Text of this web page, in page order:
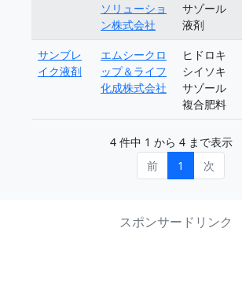
ソリューショ
ン株式会社
サゾール
液剤
サンブレ
イク液剤
エムシークロ
ップ＆ライフ
化成株式会社
ヒドロキ
シイソキ
サゾール
複合肥料
4 件中 1 から 4 まで表示
前
1 次
スポンサードリンク